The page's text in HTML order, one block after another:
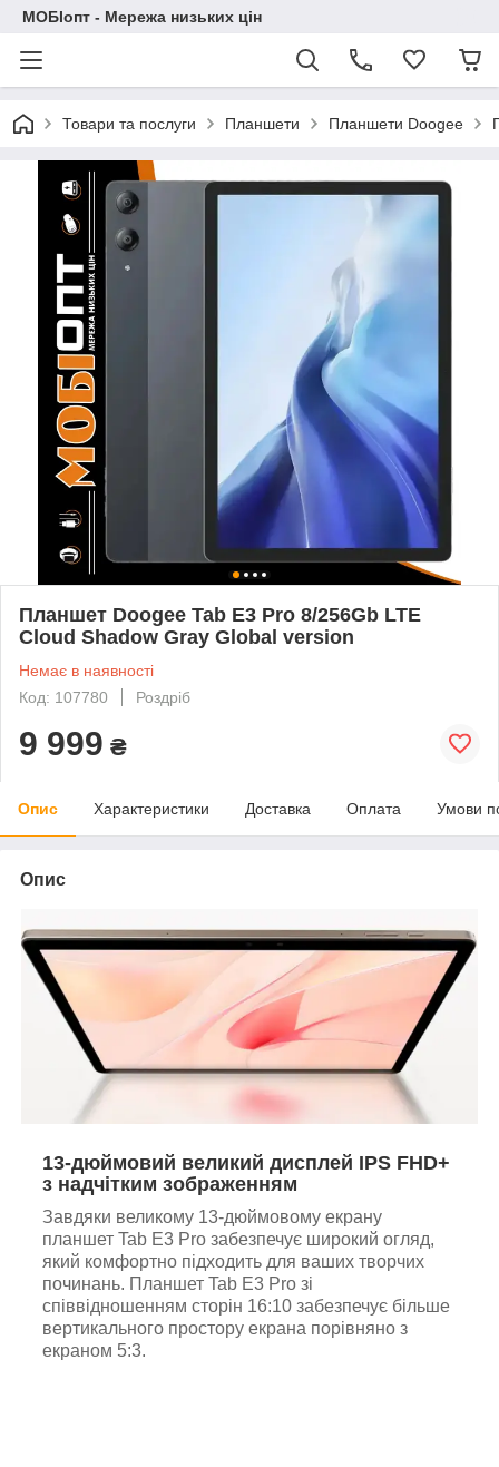
МОБІопт - Мережа низьких цін
Товари та послуги Планшети Планшети Doogee
Планшет Doogee Tab E3 Pro 8/256Gb LTE
Cloud Shadow Gray Global version
Немає в наявності
Код: 107780
Роздріб
9 999 ₴
Опис Характеристики Доставка Оплата Умови
Опис
13-дюймовий великий дисплей IPS FHD+
з надчітким зображенням
Завдяки великому 13-дюймовому екрану
планшет Tab E3 Pro забезпечує широкий огляд,
який комфортно підходить для ваших творчих
починань. Планшет Tab E3 Pro зі
співвідношенням сторін 16:10 забезпечує більше
вертикального простору екрана порівняно з
екраном 5:3.